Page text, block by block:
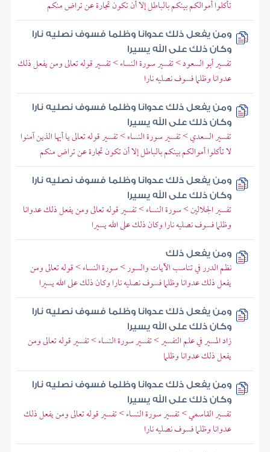
تأكلوا أموالكم بينكم بالباطل إلا أن تكون تجارة عن تراض منكم
ومن يفعل ذلك عدوانا وظلما فسوف نصليه نارا
وكان ذلك على الله يسيرا
تفسير أبو السعود > تفسير سورة النساء > تفسير قوله تعالى ومن يفعل ذلك
عدوانا وظلما فسوف نصليه نارا
ومن يفعل ذلك عدوانا وظلما فسوف نصليه نارا
وكان ذلك على الله يسيرا
تفسير السعدي > تفسير سورة النساء > تفسير قوله تعالى يا أيها الذين آمنوا
لا تأكلوا أموالكم بينكم بالباطل إلا أن تكون تجارة عن تراض منكم
ومن يفعل ذلك عدوانا وظلما فسوف نصليه نارا
وكان ذلك على الله يسيرا
تفسير الجلالين > سورة النساء > تفسير قوله تعالى ومن يفعل ذلك عدوانا
وظلما فسوف نصليه نارا وكان ذلك على الله يسيرا
ومن يفعل ذلك
نظم الدرر في تناسب الآيات والسور > سورة النساء > قوله تعالى ومن
يفعل ذلك عدوانا وظلما فسوف نصليه نارا وكان ذلك على الله يسيرا
ومن يفعل ذلك عدوانا وظلما فسوف نصليه نارا
وكان ذلك على الله يسيرا
زاد المسير في علم التفسير > تفسير سورة النساء > تفسير قوله تعالى ومن
يفعل ذلك عدوانا وظلما
ومن يفعل ذلك عدوانا وظلما فسوف نصليه نارا
وكان ذلك على الله يسيرا
تفسير القاسمي > تفسير سورة النساء > تفسير قوله تعالى ومن يفعل ذلك
عدوانا وظلما فسوف نصليه نارا